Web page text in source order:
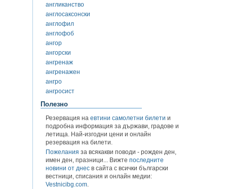
англиканство
англосаксонски
англофил
англофоб
ангор
ангорски
ангренаж
ангренажен
ангро
ангросист
Полезно
Резервация на евтини самолетни билети и
подробна информация за държави, градове и
летища. Най-изгодни цени и онлайн
резервация на билети.
Пожелания за всякакви поводи - рожден ден,
имен ден, празници... Вижте последните
новини от днес в сайта с всички български
вестници, списания и онлайн медии:
Vestnicibg.com.